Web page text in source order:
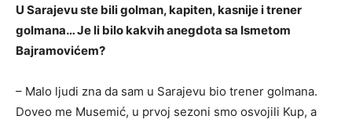
U Sarajevu ste bili golman, kapiten, kasnije i trener
golmana… Je li bilo kakvih anegdota sa Ismetom
Bajramovićem?
– Malo ljudi zna da sam u Sarajevu bio trener golmana.
Doveo me Musemić, u prvoj sezoni smo osvojili Kup, a